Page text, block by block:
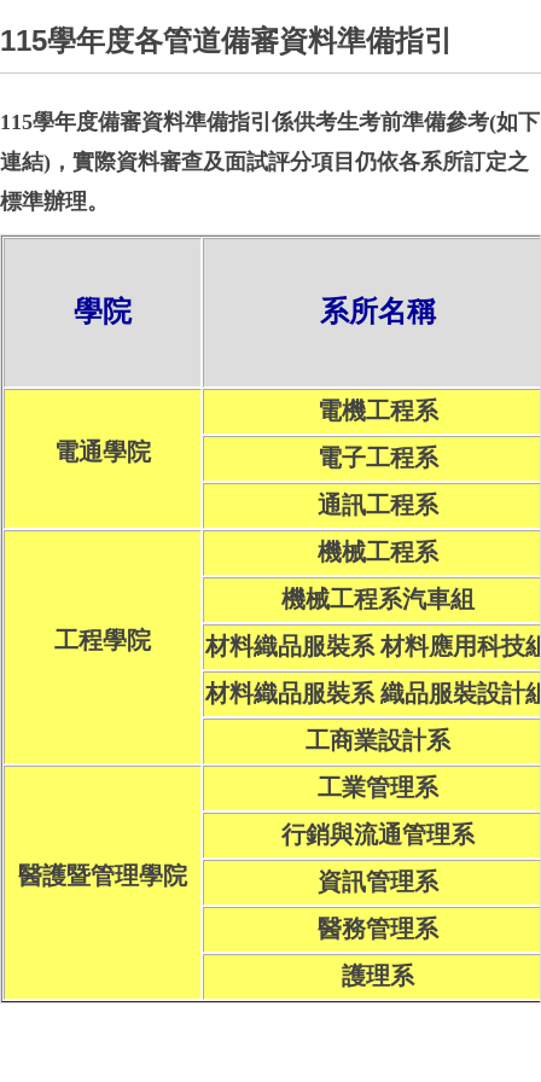
115學年度各管道備審資料準備指引
115學年度備審資料準備指引係供考生考前準備參考(如下
連結)，實際資料審查及面試評分項目仍依各系所訂定之
標準辦理。
學院 系所名稱
電通學院
電機工程系
電子工程系
通訊工程系
工程學院
機械工程系
機械工程系汽車組
材料織品服裝系 材料應用科技
材料織品服裝系 織品服裝設計
工商業設計系
醫護暨管理學院
工業管理系
行銷與流通管理系
資訊管理系
醫務管理系
護理系